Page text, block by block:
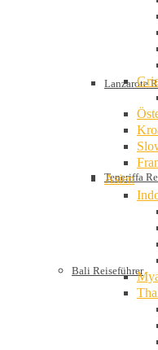
Lanzarote
Teneriffa
Bali Reiseführer
Asien